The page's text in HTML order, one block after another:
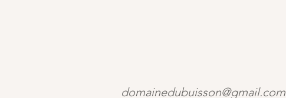
domainedubuisson@gmail.com